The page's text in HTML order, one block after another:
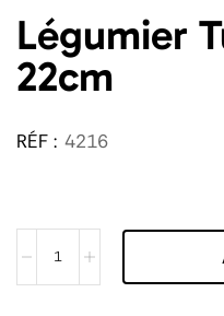
Légumier
22cm
RÉF : 4216